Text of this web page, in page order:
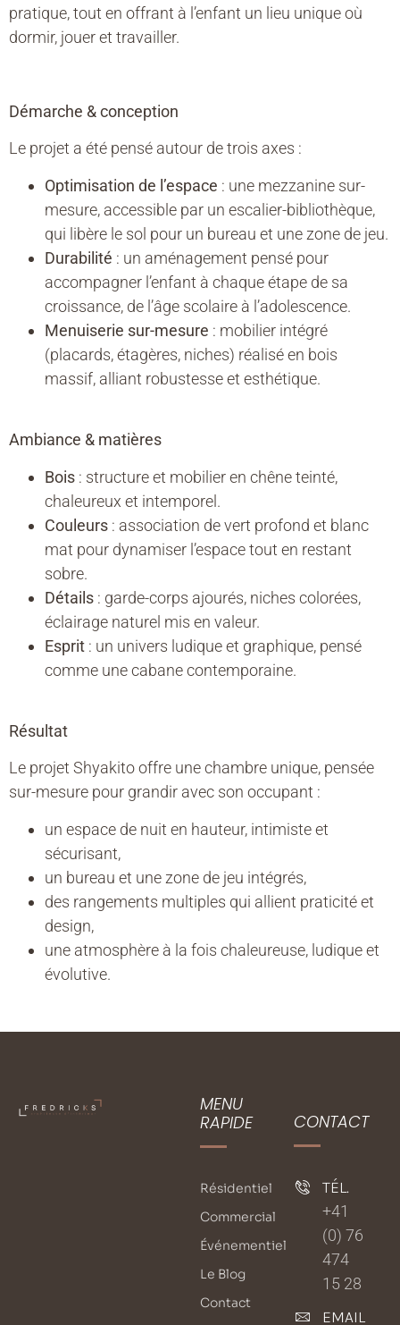
pratique, tout en offrant à l’enfant un lieu unique où
dormir, jouer et travailler.
Démarche & conception
Le projet a été pensé autour de trois axes :
Optimisation de l’espace : une mezzanine sur-
mesure, accessible par un escalier-bibliothèque,
qui libère le sol pour un bureau et une zone de jeu.
Durabilité : un aménagement pensé pour
accompagner l’enfant à chaque étape de sa
croissance, de l’âge scolaire à l’adolescence.
Menuiserie sur-mesure : mobilier intégré
(placards, étagères, niches) réalisé en bois
massif, alliant robustesse et esthétique.
Ambiance & matières
Bois : structure et mobilier en chêne teinté,
chaleureux et intemporel.
Couleurs : association de vert profond et blanc
mat pour dynamiser l’espace tout en restant
sobre.
Détails : garde-corps ajourés, niches colorées,
éclairage naturel mis en valeur.
Esprit : un univers ludique et graphique, pensé
comme une cabane contemporaine.
Résultat
Le projet Shyakito offre une chambre unique, pensée
sur-mesure pour grandir avec son occupant :
un espace de nuit en hauteur, intimiste et
sécurisant,
un bureau et une zone de jeu intégrés,
des rangements multiples qui allient praticité et
design,
une atmosphère à la fois chaleureuse, ludique et
évolutive.
MENU
RAPIDE
Résidentiel
Commercial
Événementiel
Le Blog
Contact
CONTACT
TÉL.
+41
(0) 76
474
15 28
EMAIL